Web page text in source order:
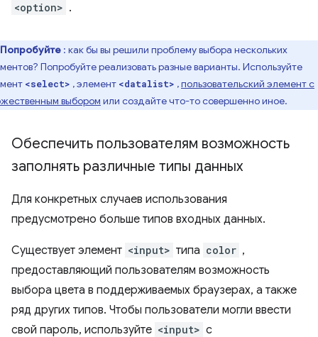
<option> .
Попробуйте : как бы вы решили проблему выбора нескольких
Попробуйте реализовать разные варианты. Используйте
<select> , элемент <datalist> ,пользовательский элемент с
выбором или создайте что-то совершенно иное.
Обеспечить пользователям возможность
заполнять различные типы данных
Для конкретных случаев использования
предусмотрено больше типов входных данных.
Существует элемент <input> типа color ,
предоставляющий пользователям возможность
выбора цвета в поддерживаемых браузерах, а также
ряд других типов. Чтобы пользователи могли ввести
свой пароль, используйте <input> с